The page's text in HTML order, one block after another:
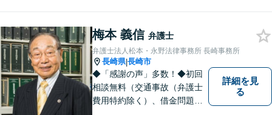
梅本 義信 弁護士
弁護士法人松本・永野法律事務所 長崎事務所
長崎県|長崎市
◆「感謝の声」多数！◆初回
相談無料（交通事故（弁護士
費用特約除く）、借金問題、
詳細を見
る